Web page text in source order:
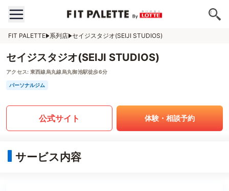
FIT PALETTE 系列店 セイジスタジオ(SEIJI STUDIOS)
セイジスタジオ(SEIJI STUDIOS)
アクセス: 東西線烏丸線烏丸御池駅徒歩6分
パーソナルジム
公式サイト 体験・相談予約
サービス内容